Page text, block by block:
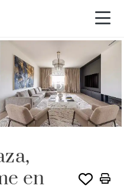
Recorrido en vídeo
en